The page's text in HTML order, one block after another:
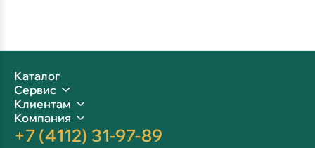
Каталог
Сервис
Клиентам
Компания
+7 (4112) 31-97-89